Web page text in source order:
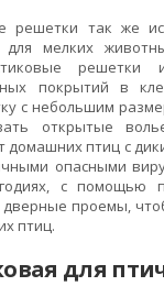
решетки так же
для мелких
решетки
покрытий в
с небольшим
открытые
домашних птиц с
опасными
с помощью
проемы,
птиц.
для